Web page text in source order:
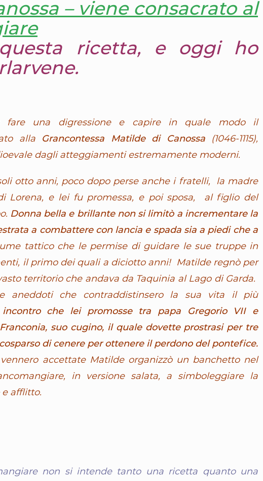
– viene consacrato al
ricetta, e oggi ho
fare una digressione e capire in quale modo il
alla Grancontessa Matilde di Canossa(1046-1115),
dagli atteggiamenti estremamente moderni.
otto anni, poco dopo perse anche i fratelli, la madre
Lorena, e lei fu promessa, e poi sposa, al figlio del
Donna bella e brillante non si limitò a incrementare la
a combattere con lancia e spada sia a piedi che a
tattico che le permise di guidare le sue truppe in
il primo dei quali a diciotto anni! Matilde regnò per
territorio che andava da Taquinia al Lago di Garda.
aneddoti che contraddistinsero la sua vita il più
che lei promosse tra papa Gregorio VII e
suo cugino, il quale dovette prostrasi per tre
di cenere per ottenere il perdono del pontefice.
accettate Matilde organizzò un banchetto nel
in versione salata, a simboleggiare la
afflitto.
non si intende tanto una ricetta quanto una